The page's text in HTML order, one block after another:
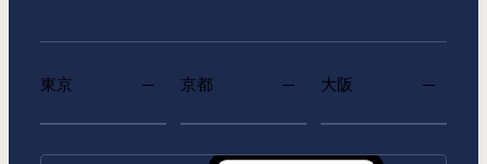
東京 京都 大阪